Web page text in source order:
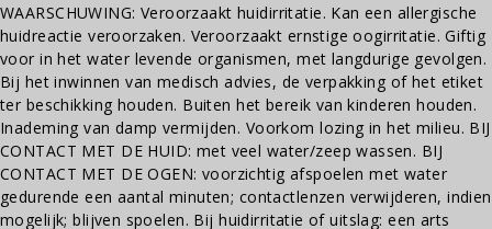
WAARSCHUWING: Veroorzaakt huidirritatie. Kan een allergische
huidreactie veroorzaken. Veroorzaakt ernstige oogirritatie. Giftig
voor in het water levende organismen, met langdurige gevolgen.
Bij het inwinnen van medisch advies, de verpakking of het etiket
ter beschikking houden. Buiten het bereik van kinderen houden.
Inademing van damp vermijden. Voorkom lozing in het milieu. BIJ
CONTACT MET DE HUID: met veel water/zeep wassen. BIJ
CONTACT MET DE OGEN: voorzichtig afspoelen met water
gedurende een aantal minuten; contactlenzen verwijderen, indien
mogelijk; blijven spoelen. Bij huidirritatie of uitslag: een arts